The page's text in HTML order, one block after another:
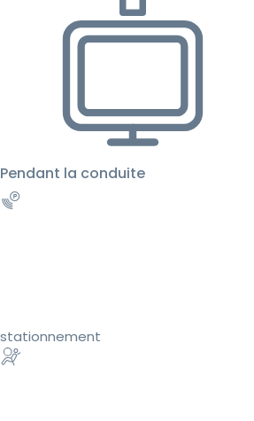
Pendant la conduite
stationnement